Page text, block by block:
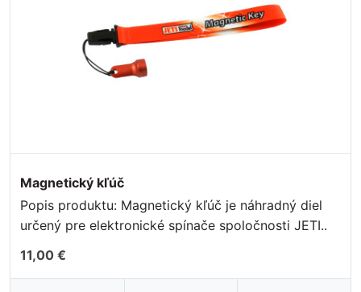
Magnetický kľúč
Popis produktu: Magnetický kľúč je náhradný diel
určený pre elektronické spínače spoločnosti JETI..
11,00 €